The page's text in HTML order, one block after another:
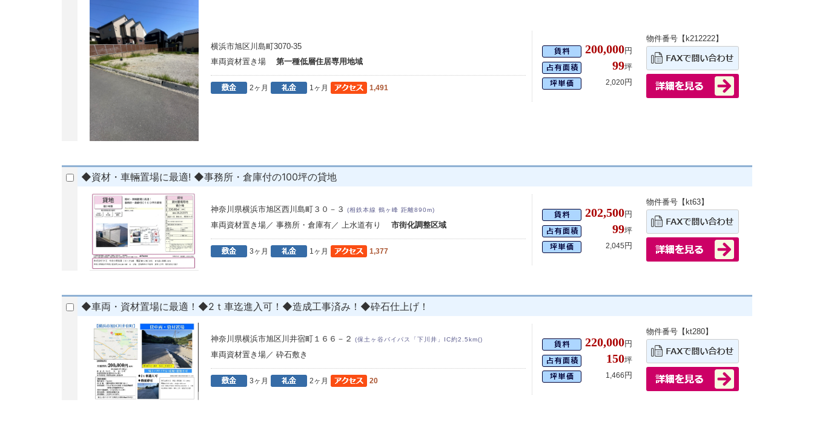
横浜市旭区川島町3070-35
車両資材置き場 第一種低層住居専用地域
2ヶ月 1ヶ月 1,491
200,000円
99坪
2,020円
物件番号【k212222】
◆資材・車輛置場に最適! ◆事務所・倉庫付の100坪の貸地
神奈川県横浜市旭区西川島町３０－３ (相鉄本線 鶴ヶ峰 距離890m)
車両資材置き場／ 事務所・倉庫有／ 上水道有り 市街化調整区域
3ヶ月 1ヶ月 1,377
202,500円
99坪
2,045 円
物件番号【kt63】
◆車両・資材置場に最適！◆2ｔ車迄進入可！◆造成工事済み！◆砕石仕上げ！
神奈川県横浜市旭区川井宿町１６６－２ (保土ヶ谷バイパス「下川井」IC約2.5km()
車両資材置き場／ 砕石敷き
3ヶ月 2ヶ月 20
220,000円
150坪
1,466 円
物件番号【kt280】